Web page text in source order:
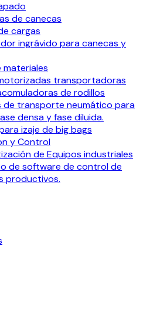
de canecas
cargas
ingrávido para canecas y
transportadoras
de rodillos
de transporte neumático para
densa y fase diluida.
izaje de big bags
y Control
de Equipos industriales
de software de control de
productivos.